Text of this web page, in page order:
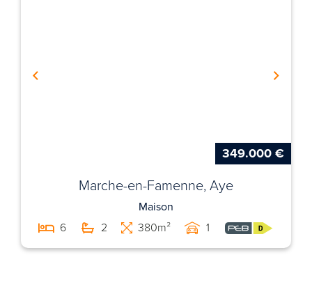
349.000 €
Marche-en-Famenne, Aye
Maison
6
2 380m² 1